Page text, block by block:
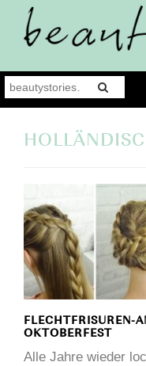
FLECHTFRISUREN-
OKTOBERFEST
Alle Jahre wieder